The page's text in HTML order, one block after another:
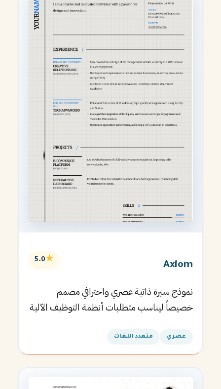
Axiom
★
5.0
نموذج سيرة ذاتية عصري واحترافي مصمم
خصيصاً ليناسب متطلبات أنظمة التوظيف الآلية
عصري متعدد اللغات